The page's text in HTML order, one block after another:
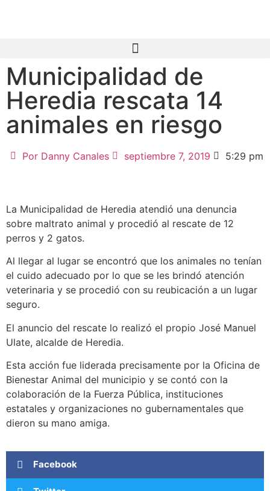
Municipalidad de
Heredia rescata 14
animales en riesgo
PorDanny Canales septiembre 7, 2019 5:29 pm
La Municipalidad de Heredia atendió una denuncia
sobre maltrato animal y procedió al rescate de 12
perros y 2 gatos.
Al llegar al lugar se encontró que los animales no tenían
el cuido adecuado por lo que se les brindó atención
veterinaria y se procedió con su reubicación a un lugar
seguro.
El anuncio del rescate lo realizó el propio José Manuel
Ulate, alcalde de Heredia.
Esta acción fue liderada precisamente por la Oficina de
Bienestar Animal del municipio y se contó con la
colaboración de la Fuerza Pública, instituciones
estatales y organizaciones no gubernamentales que
dieron su mano amiga.
Facebook